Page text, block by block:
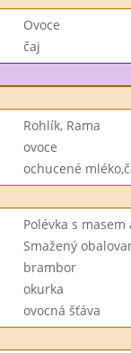
Ovoce
čaj
Rohlík, Rama
ovoce
ochucené
Polévka s masem
Smažený
brambor
okurka
ovocná šťáva